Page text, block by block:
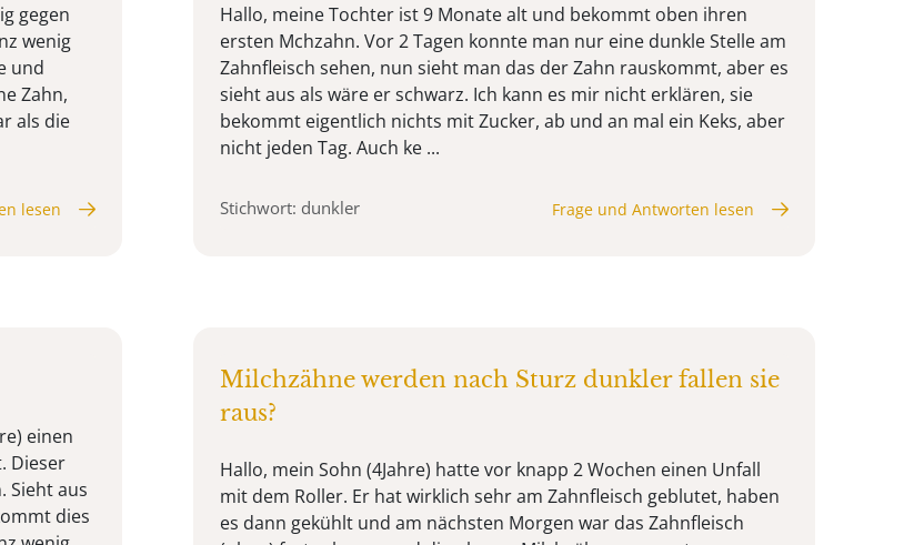
gegen
wenig
und
Zahn,
als die
lesen
Hallo, meine Tochter ist 9 Monate alt und bekommt oben ihren
ersten Mchzahn. Vor 2 Tagen konnte man nur eine dunkle Stelle am
Zahnfleisch sehen, nun sieht man das der Zahn rauskommt, aber es
sieht aus als wäre er schwarz. Ich kann es mir nicht erklären, sie
bekommt eigentlich nichts mit Zucker, ab und an mal ein Keks, aber
nicht jeden Tag. Auch ke ...
Stichwort: dunkler Frage und Antworten lesen
einen
Dieser
Sieht aus
dies
Milchzähne werden nach Sturz dunkler fallen sie
raus?
Hallo, mein Sohn (4Jahre) hatte vor knapp 2 Wochen einen Unfall
mit dem Roller. Er hat wirklich sehr am Zahnfleisch geblutet, haben
es dann gekühlt und am nächsten Morgen war das Zahnfleisch